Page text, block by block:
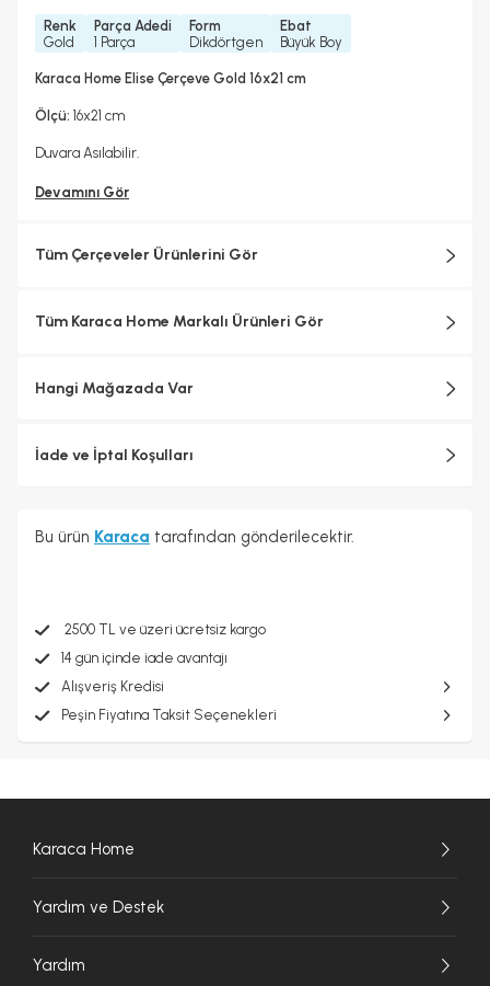
Renk
Gold
Parça Adedi
1 Parça
Form
Dikdörtgen
Ebat
Büyük Boy
Karaca Home Elise Çerçeve Gold 16x21 cm
Ölçü: 16x21 cm
Duvara Asılabilir.
Devamını Gör
Tüm Çerçeveler Ürünlerini Gör
Tüm Karaca Home Markalı Ürünleri Gör
Hangi Mağazada Var
İade ve İptal Koşulları
Bu ürün Karaca tarafından gönderilecektir.
2500 TL ve üzeri ücretsiz kargo
14 gün içinde iade avantajı
Alışveriş Kredisi
Peşin Fiyatına Taksit Seçenekleri
Karaca Home
Yardım ve Destek
Yardım